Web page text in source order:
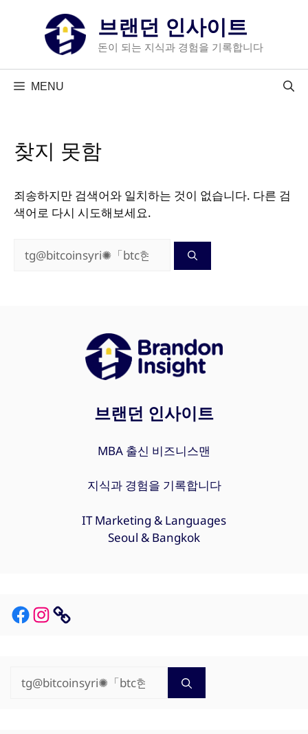
브랜던 인사이트
돈이 되는 지식과 경험을 기록합니다
MENU
찾지 못함
죄송하지만 검색어와 일치하는 것이 없습니다. 다른 검
색어로 다시 시도해보세요.
색:
브랜던 인사이트
MBA 출신 비즈니스맨
지식과 경험을 기록합니다
IT Marketing & Languages
Seoul & Bangkok
Facebook
Instagram
Link
색: